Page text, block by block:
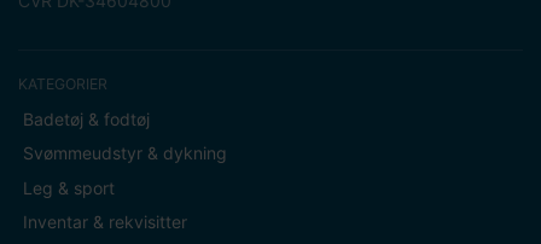
KATEGORIER
Badetøj & fodtøj
Svømmeudstyr & dykning
Leg & sport
Inventar & rekvisitter